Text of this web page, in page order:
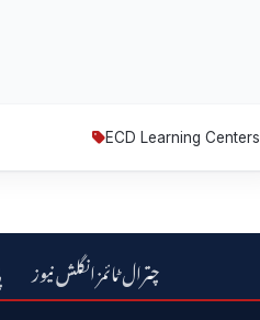
ECD Learning Centers
پی‌آئی‌اے‎ چترال ٹائمز انگلش نیوز